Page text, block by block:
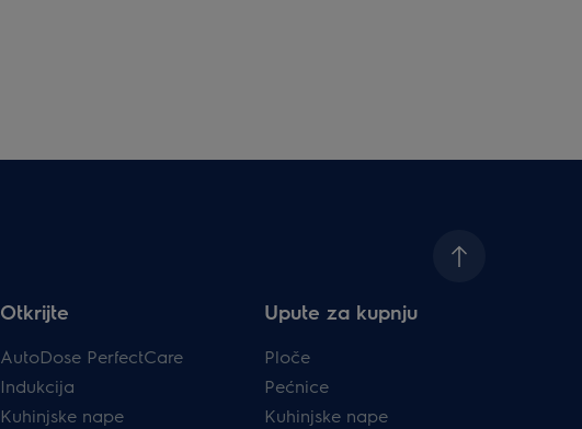
Otkrijte
AutoDose PerfectCare
Indukcija
Kuhinjske nape
Upute za kupnju
Ploče
Pećnice
Kuhinjske nape